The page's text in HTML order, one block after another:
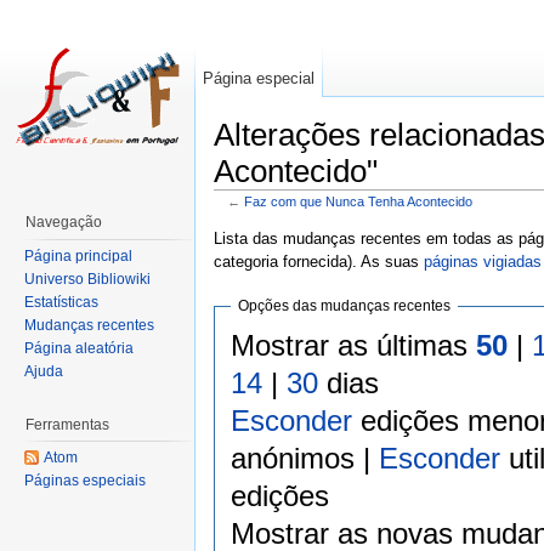
Alterações
Acontecido"
← Faz com que Nunca Tenha Acontecido
Lista das mudanças recentes em todas as
categoria fornecida). As suas páginas vigiadas
Opções das mudanças recentes
Mostrar as últimas 50|
14| 30dias
Esconderedições
anónimos | Esconder
edições
Mostrar as novas
Página especial
Navegação
Página principal
Universo Bibliowiki
Estatísticas
Mudanças recentes
Página aleatória
Ajuda
Ferramentas
Atom
Páginas especiais